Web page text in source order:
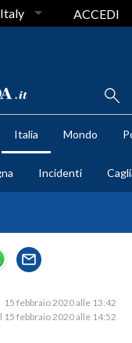
Italy ACCEDI
Italia Mondo
Incidenti
15 febbraio 2020 alle 13:42
15 febbraio 2020 alle 14:52